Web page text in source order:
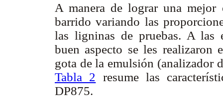
A manera de lograr una
barrido variando las
las ligninas de pruebas. A las
buen aspecto se les realizaron
gota de la emulsión (analizador
Tabla 2 resume las
DP875.